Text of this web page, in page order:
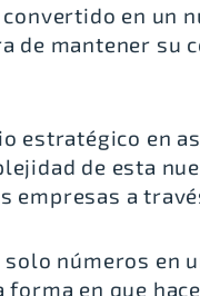
convertido en un
de mantener su
estratégico en
de esta
empresas a
solo números en
en que